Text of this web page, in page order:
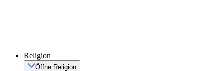
Religion
Öffne Religion